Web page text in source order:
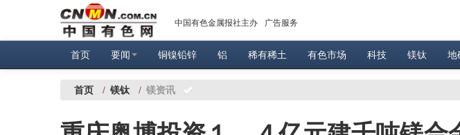
中国有色金属报社主办 广告服务
首页 要闻 铜镍铅锌 铝 稀有稀土 有色市场 科技 镁钛 地
首页 / 镁钛 / 镁资讯